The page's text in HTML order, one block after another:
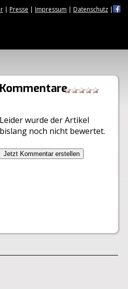
| Presse | Impressum | Datenschutz |
Kommentare
Leider wurde der Artikel
bislang noch nicht bewertet.
Jetzt Kommentar erstellen